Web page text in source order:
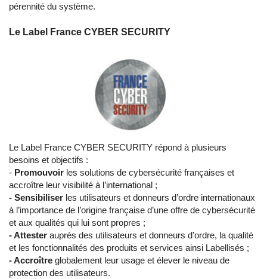
pérennité du système.
Le Label France CYBER SECURITY
Le Label France CYBER SECURITY répond à plusieurs
besoins et objectifs :
- Promouvoir les solutions de cybersécurité françaises et
accroître leur visibilité à l’international ;
- Sensibiliser les utilisateurs et donneurs d’ordre internationaux
à l’importance de l’origine française d’une offre de cybersécurité
et aux qualités qui lui sont propres ;
- Attester auprès des utilisateurs et donneurs d’ordre, la qualité
et les fonctionnalités des produits et services ainsi Labellisés ;
- Accroître globalement leur usage et élever le niveau de
protection des utilisateurs.